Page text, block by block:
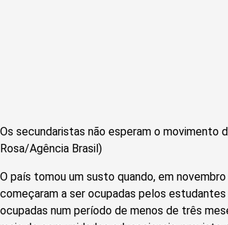
Os secundaristas não esperam o movimento
Rosa/Agência Brasil)
O país tomou um susto quando, em
começaram a ser ocupadas pelos
ocupadas num período de menos de três